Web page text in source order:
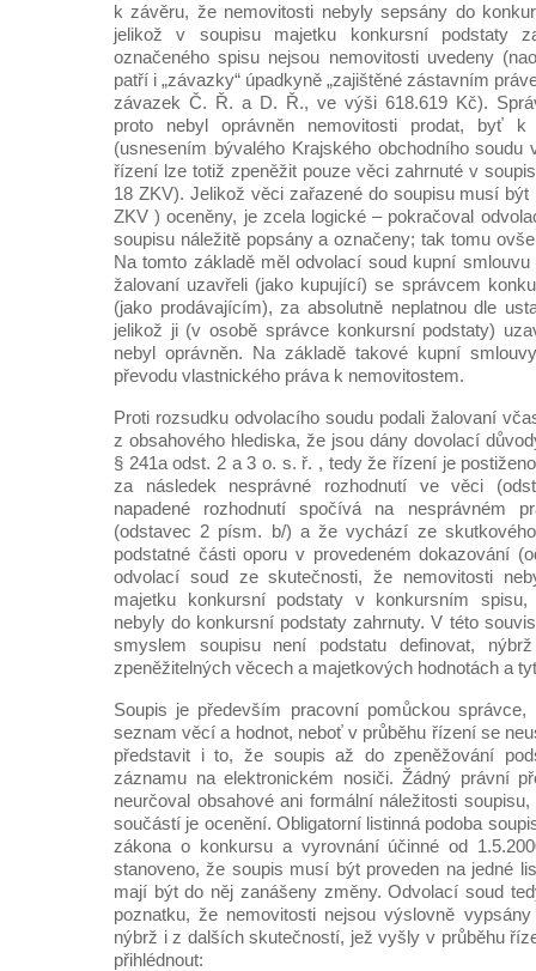
k závěru, že nemovitosti nebyly sepsány do
jelikož v soupisu majetku konkursní podstaty
označeného spisu nejsou nemovitosti uvedeny
patří i „závazky“ úpadkyně „zajištěné zástavním
závazek Č. Ř. a D. Ř., ve výši 618.619 Kč).
proto nebyl oprávněn nemovitosti prodat, byť k
(usnesením bývalého Krajského obchodního
řízení lze totiž zpeněžit pouze věci zahrnuté v
18 ZKV). Jelikož věci zařazené do soupisu musí
ZKV ) oceněny, je zcela logické – pokračoval
soupisu náležitě popsány a označeny; tak tomu
Na tomto základě měl odvolací soud kupní smlouvu
žalovaní uzavřeli (jako kupující) se správcem
(jako prodávajícím), za absolutně neplatnou dle
jelikož ji (v osobě správce konkursní podstaty)
nebyl oprávněn. Na základě takové kupní
převodu vlastnického práva k nemovitostem.
Proti rozsudku odvolacího soudu podali žalovaní
z obsahového hlediska, že jsou dány dovolací
§ 241a odst. 2 a 3 o. s. ř. , tedy že řízení je
za následek nesprávné rozhodnutí ve věci
napadené rozhodnutí spočívá na nesprávném
(odstavec 2 písm. b/) a že vychází ze
podstatné části oporu v provedeném dokazování
odvolací soud ze skutečnosti, že nemovitosti
majetku konkursní podstaty v konkursním
nebyly do konkursní podstaty zahrnuty. V této
smyslem soupisu není podstatu definovat,
zpeněžitelných věcech a majetkových hodnotách a
Soupis je především pracovní pomůckou
seznam věcí a hodnot, neboť v průběhu řízení se
představit i to, že soupis až do zpeněžování
záznamu na elektronickém nosiči. Žádný právní
neurčoval obsahové ani formální náležitosti
součástí je ocenění. Obligatorní listinná podoba
zákona o konkursu a vyrovnání účinné od
stanoveno, že soupis musí být proveden na jedné
mají být do něj zanášeny změny. Odvolací soud
poznatku, že nemovitosti nejsou výslovně
nýbrž i z dalších skutečností, jež vyšly v průběhu
přihlédnout: